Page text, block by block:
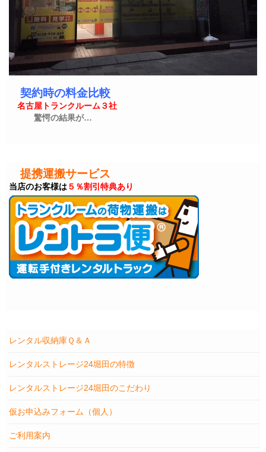
契約時の料金比較
名古屋トランクルーム３社
驚愕の結果が…
提携運搬サービス
当店のお客様は５％割引特典あり
レンタル収納庫Ｑ＆Ａ
レンタルストレージ24堀田の特徴
レンタルストレージ24堀田のこだわり
仮お申込みフォーム（個人）
ご利用案内